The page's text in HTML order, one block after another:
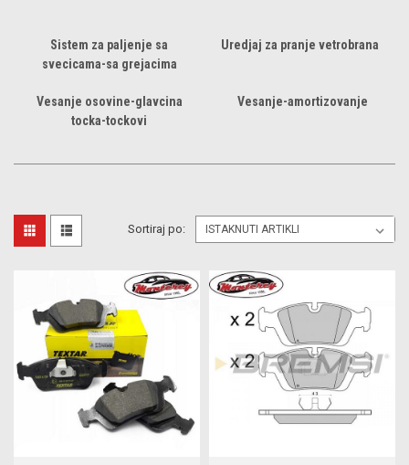
Sistem za paljenje sa
svecicama-sa grejacima
Uredjaj za pranje vetrobrana
Vesanje osovine-glavcina
tocka-tockovi
Vesanje-amortizovanje
Sortiraj po: